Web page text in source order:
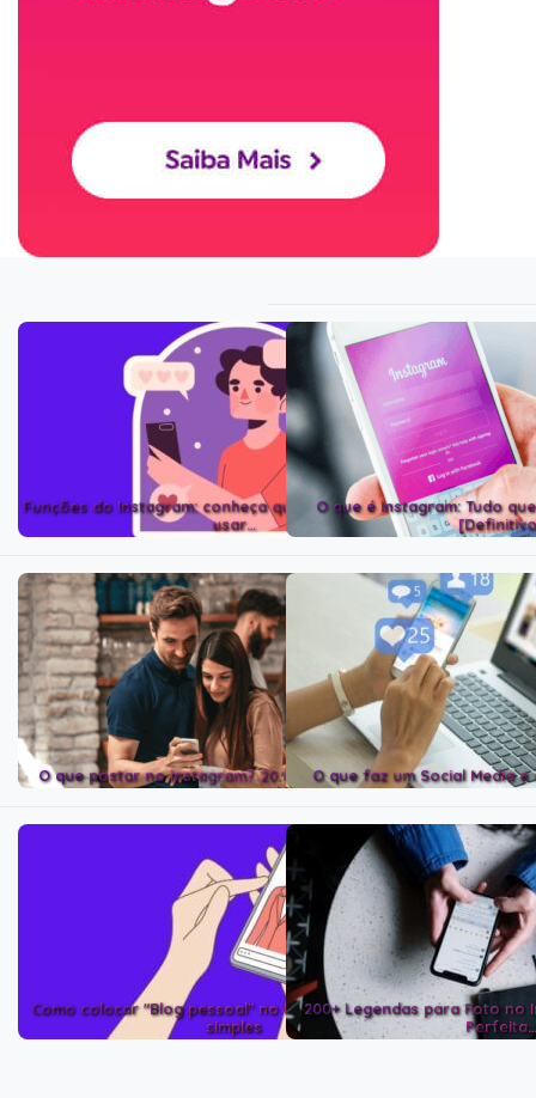
Funções do Instagram: conheça quais são e aprenda a
usar…
O que é Instagram: Tudo
O que postar no instagram? 20 ideias de conteúdo
O que faz um Social Media
Como colocar "Blog pessoal" no Instagram de forma
simples
200+ Legendas para Foto no
Perfeita…